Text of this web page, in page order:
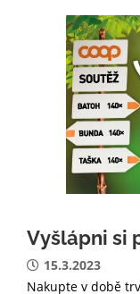
Vyšlápni si
15.3.2023
Nakupte v době